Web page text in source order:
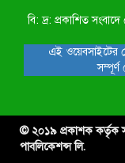
বি: দ্র: প্রকাশিত
এই ওয়েবসাইটের
© ২০১৯ প্রকাশক কর্তৃক
পাবলিকেশন্স লি.